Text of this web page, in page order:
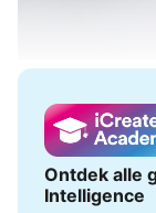
Ontdek alle
Intelligence